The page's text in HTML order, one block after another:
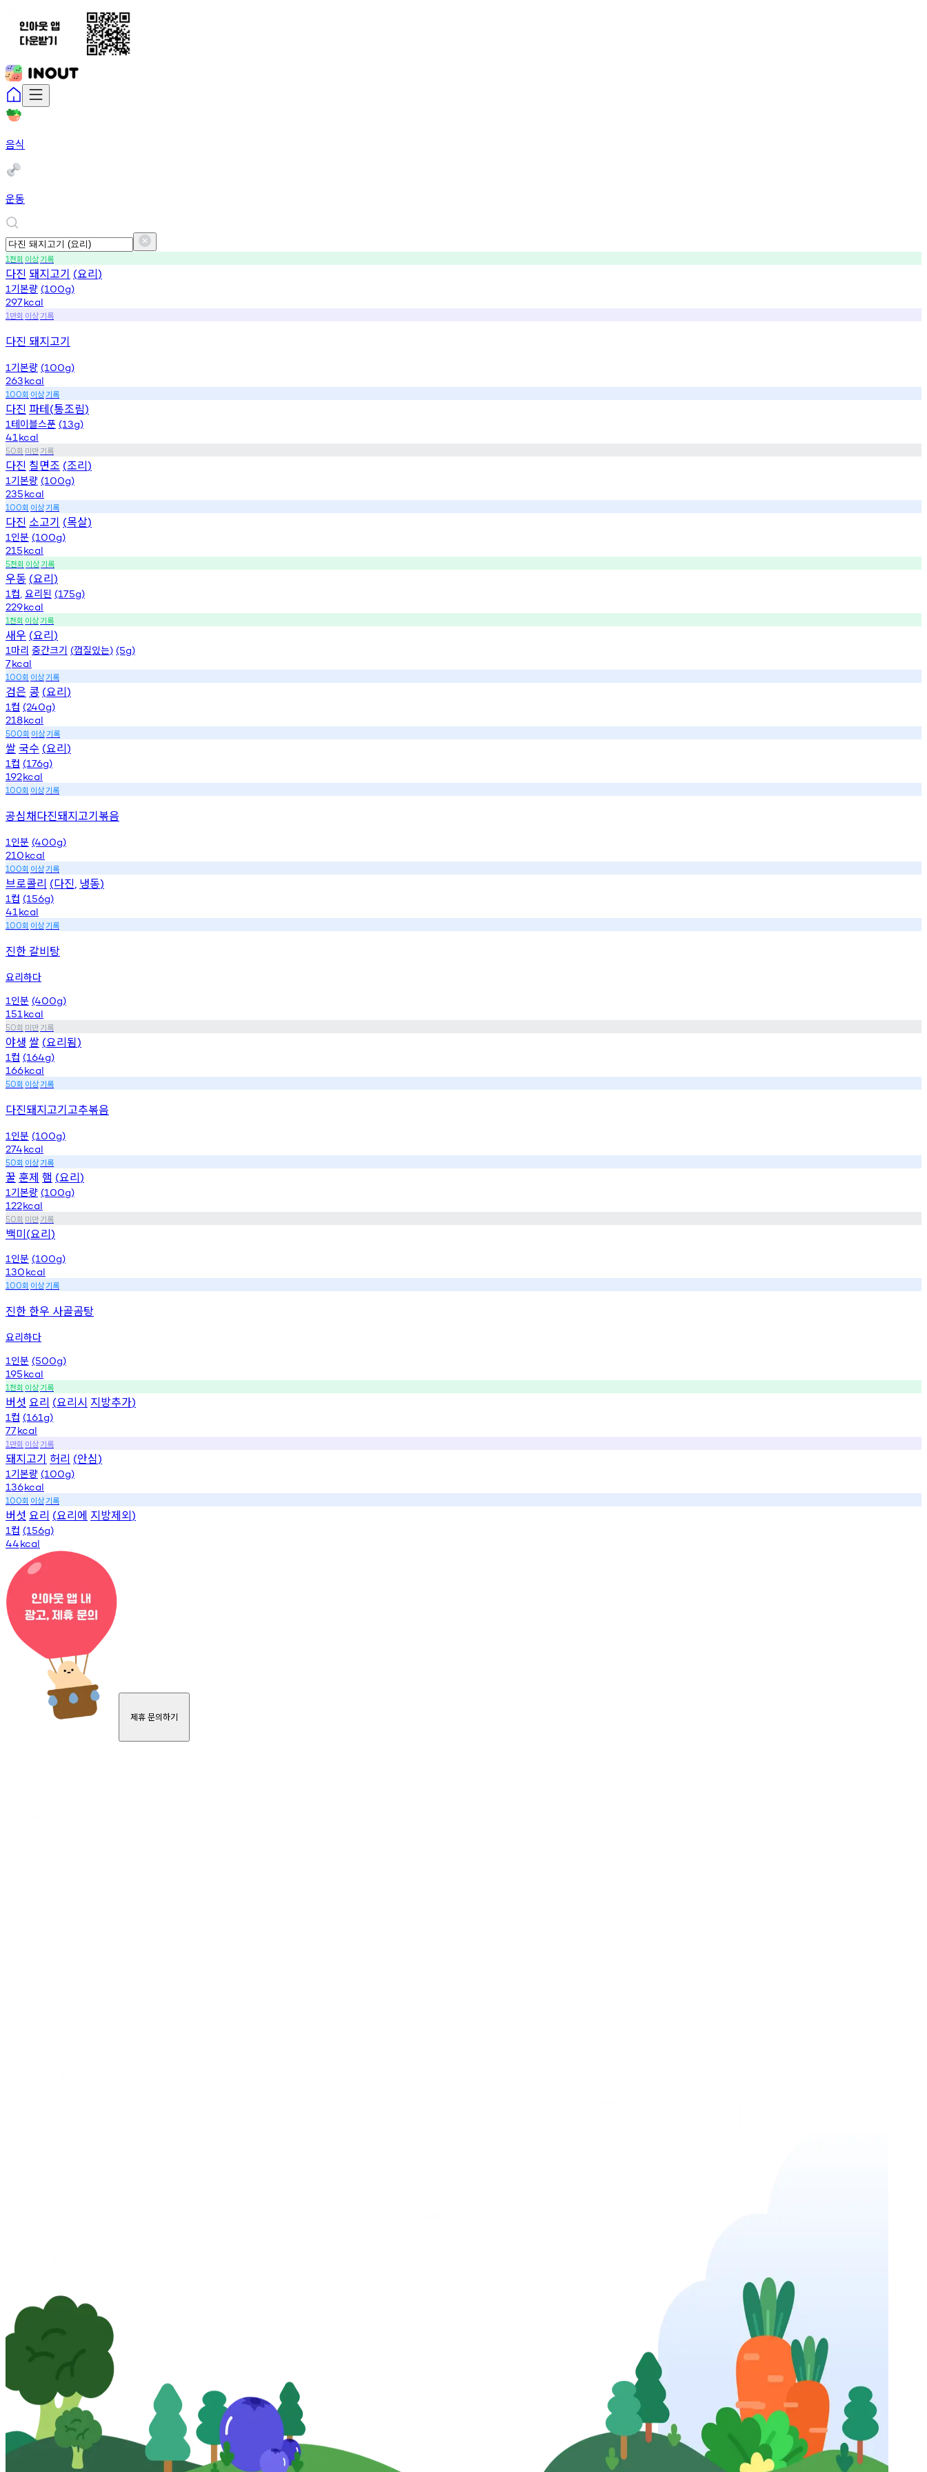
음식
운동
1천회 이상기록
다진 돼지고기 (요리)
1 기본량 (100g)
297kcal
1 만회 이상기록
다진 돼지고기
1 기본량 (100g)
263kcal
100회 이상기록
다진 파테(통조림)
1 테이블스푼 (13g)
41 kcal
50회 미만기록
다진 칠면조 (조리)
1 기본량 (100g)
235kcal
100회 이상기록
다진 소고기 (목살)
1 인분 (100g)
215kcal
5천회 이상기록
우동 (요리)
1 컵 요리된 (175g)
229kcal
1천회 이상기록
새우 (요리)
1 마리 중간크기 (껍질있는) (5g)
7kcal
100회 이상기록
검은 콩 (요리)
1 컵 (240g)
218kcal
500회 이상기록
쌀 국수 (요리)
1 컵 (176g)
192kcal
100회 이상기록
공심채다진돼지고기볶음
1 인분 (400g)
210kcal
100회 이상기록
브로콜리 (다진, 냉동)
1 컵 (156g)
41 kcal
100회 이상기록
진한 갈비탕
요리하다
1 인분 (400g)
151 kcal
50회 미만기록
야생 쌀 (요리됨)
1 컵 (164g)
166kcal
50회 이상기록
다진돼지고기고추볶음
1 인분 (100g)
274kcal
50회 이상기록
꿀 훈제 햄 (요리)
1 기본량 (100g)
122kcal
50회 미만기록
백미(요리)
1 인분 (100g)
130kcal
100회 이상기록
진한 한우 사골곰탕
요리하다
1 인분 (500g)
195kcal
1천회 이상기록
버섯 요리 (요리시 지방추가)
1 컵 (161g)
77kcal
1 만회 이상기록
돼지고기 허리 (안심)
1 기본량 (100g)
136kcal
100회 이상기록
버섯 요리 (요리에 지방제외)
1 컵 (156g)
44kcal
제휴 문의하기